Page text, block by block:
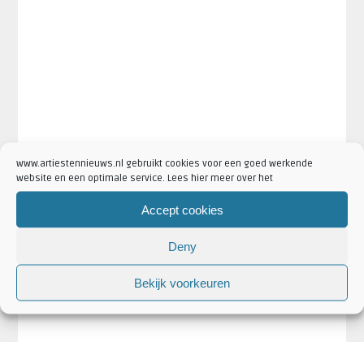
www.artiestennieuws.nl gebruikt cookies voor een goed werkende
website en een optimale service. Lees hier meer over het
Accept cookies
Deny
Bekijk voorkeuren